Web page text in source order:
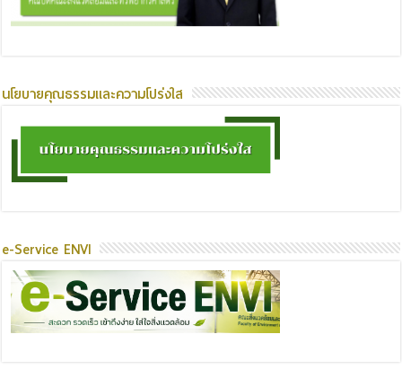
นโยบายคุณธรรมและความโปร่งใส
e-Service ENVI